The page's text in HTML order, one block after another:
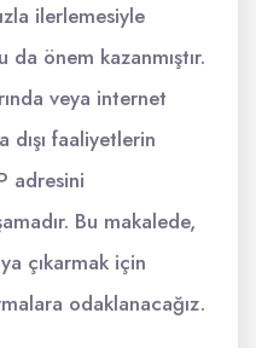
ilerlemesiyle
önem kazanmıştır.
veya internet
dışı faaliyetlerin
adresini
Bu makalede,
çıkarmak için
odaklanacağız.